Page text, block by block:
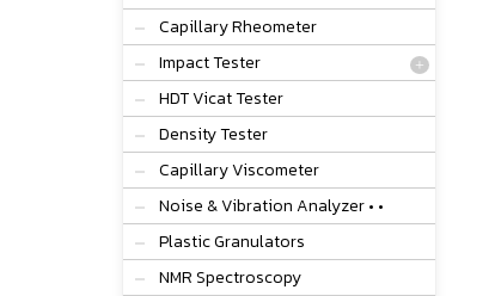
Capillary Rheometer
Impact Tester
HDT Vicat Tester
Density Tester
Capillary Viscometer
Noise & Vibration Analyzer • •
Plastic Granulators
NMR Spectroscopy